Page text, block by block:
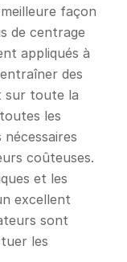
façon
de centrage
appliqués à
des
sur toute la
les
coûteuses.
et les
excellent
sont
les